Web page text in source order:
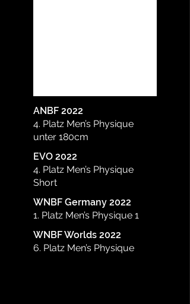
ANBF 2022
4. Platz Men’s Physique
unter 180cm
EVO 2022
4. Platz Men’s Physique
Short
WNBF Germany 2022
1. Platz Men’s Physique 1
WNBF Worlds 2022
6. Platz Men’s Physique